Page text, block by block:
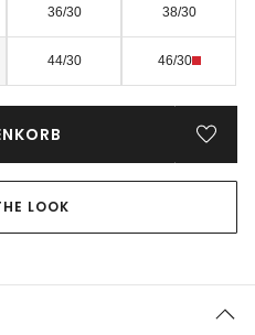
36/30 38/30
44/30 46/30
LOOK